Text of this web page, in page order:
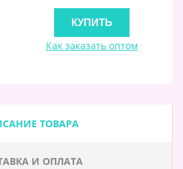
Как заказать оптом
ТОВАРА
И ОПЛАТА